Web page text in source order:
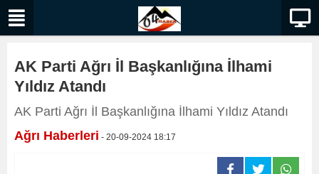
AK Parti Ağrı İl Başkanlığına İlhami
Yıldız Atandı
AK Parti Ağrı İl Başkanlığına İlhami Yıldız Atandı
Ağrı Haberleri - 20-09-2024 18:17